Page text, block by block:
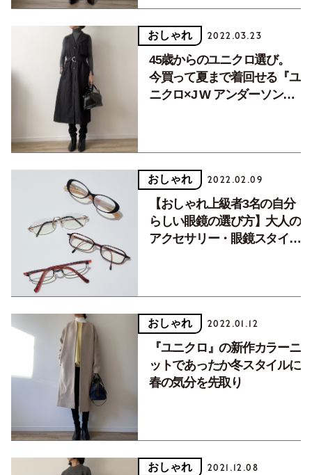
おしゃれ 2022.03.23
45歳からのユニクロ選び。
今買って夏まで着回せる『ユ
ニクロ×J W アンダーソン』
おしゃれ 2022.02.09
【おしゃれ上級者3名の自分
らしい眼鏡の選び方】大人の
アクセサリー・眼鏡スタイル
おしゃれ 2022.01.12
『ユニクロ』の新作カラーニ
ットであったか冬スタイルに
春の気分を先取り
おしゃれ 2021.12.08